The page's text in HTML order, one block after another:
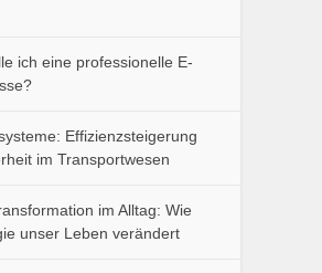
ich eine professionelle E-
Effizienzsteigerung
im Transportwesen
im Alltag: Wie
unser Leben verändert